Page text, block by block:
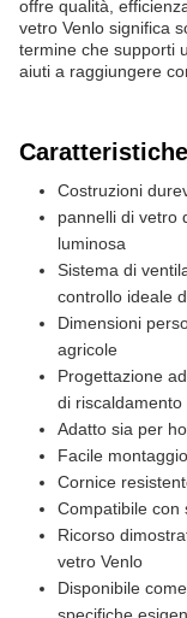
offre qualità,
vetro Venlo significa
termine che supporti
aiuti a raggiungere
Costruzioni
pannelli di vetro
luminosa
Sistema di
controllo ideale
Dimensioni
agricole
Progettazione
di
Adatto sia per
Facile
Cornice
Compatibile con
Ricorso
vetro Venlo
Disponibile